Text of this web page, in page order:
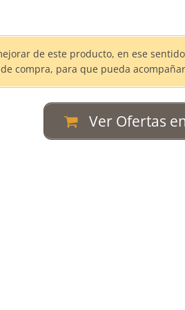
de este producto, en ese
compra, para que pueda
Ver Ofertas